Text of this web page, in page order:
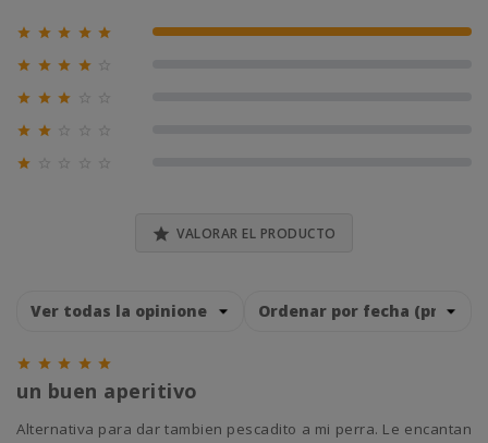
     100% (1)
   
  
 

 VALORAR EL PRODUCTO
    
un buen aperitivo
alternativa para dar tambien pescadito a mi perra. Le encantan